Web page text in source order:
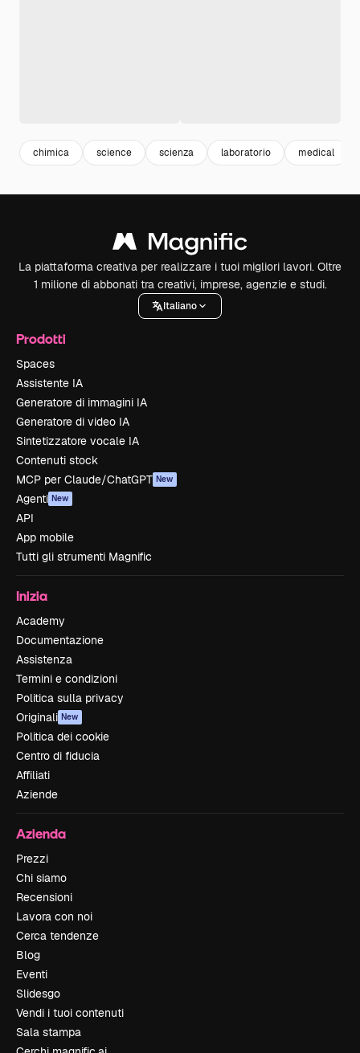
chimica science scienza laboratorio medical
La piattaforma creativa per realizzare i tuoi migliori lavori. Oltre
1 milione di abbonati tra creativi, imprese, agenzie e studi.
Italiano
Prodotti
Spaces
Assistente IA
Generatore di immagini IA
Generatore di video IA
Sintetizzatore vocale IA
Contenuti stock
MCP per Claude/ChatGPT New
Agenti New
API
App mobile
Tutti gli strumenti Magnific
Inizia
Academy
Documentazione
Assistenza
Termini e condizioni
Politica sulla privacy
Originali New
Politica dei cookie
Centro di fiducia
Affiliati
Aziende
Azienda
Prezzi
Chi siamo
Recensioni
Lavora con noi
Cerca tendenze
Blog
Eventi
Slidesgo
Vendi i tuoi contenuti
Sala stampa